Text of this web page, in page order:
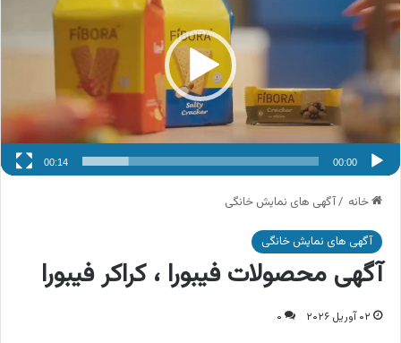
00:00
00:14
خانه /آگهی های نمایش خانگی
آگهی های نمایش خانگی
آگهی محصولات فیبورا ، کراکر فیبورا
۰۲ آوریل ۲۰۲۶ ۰